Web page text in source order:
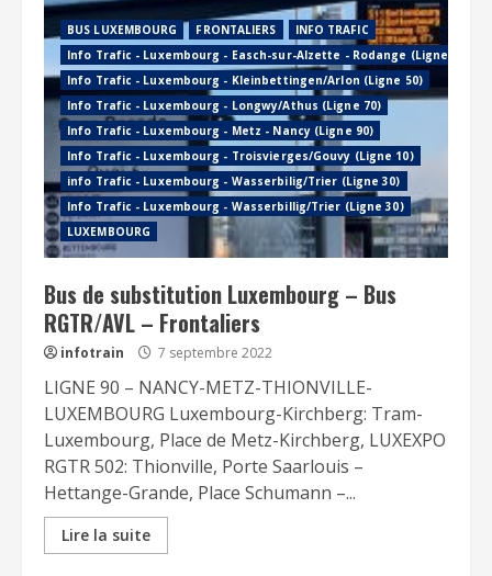
BUS LUXEMBOURG FRONTALIERS
INFO TRAFIC
Info Trafic - Luxembourg - Easch-sur-Alzette - Rodange (Ligne 60)
Info Trafic - Luxembourg - Kleinbettingen/Arlon (Ligne 50)
Info Trafic - Luxembourg - Longwy/Athus (Ligne 70)
Info Trafic - Luxembourg - Metz - Nancy (Ligne 90)
Info Trafic - Luxembourg - Troisvierges/Gouvy (Ligne 10)
info Trafic - Luxembourg - Wasserbilig/Trier (Ligne 30)
Info Trafic - Luxembourg - Wasserbillig/Trier (Ligne 30)
LUXEMBOURG
Bus de substitution Luxembourg – Bus
RGTR/AVL – Frontaliers
infotrain 7 septembre 2022
LIGNE 90 – NANCY-METZ-THIONVILLE-
LUXEMBOURG Luxembourg-Kirchberg: Tram-
Luxembourg, Place de Metz-Kirchberg, LUXEXPO
RGTR 502: Thionville, Porte Saarlouis –
Hettange-Grande, Place Schumann –...
Lire la suite